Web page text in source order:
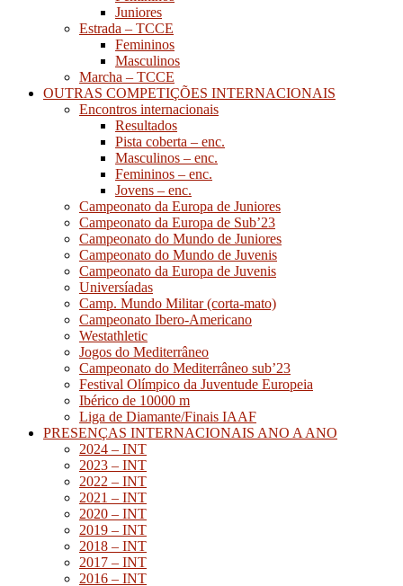
Juniores
Estrada – TCCE
Femininos
Masculinos
Marcha – TCCE
OUTRAS COMPETIÇÕES INTERNACIONAIS
Encontros internacionais
Resultados
Pista coberta – enc.
Masculinos – enc.
Femininos – enc.
Jovens – enc.
Campeonato da Europa de Juniores
Campeonato da Europa de Sub’23
Campeonato do Mundo de Juniores
Campeonato do Mundo de Juvenis
Campeonato da Europa de Juvenis
Universíadas
Camp. Mundo Militar (corta-mato)
Campeonato Ibero-Americano
Westathletic
Jogos do Mediterrâneo
Campeonato do Mediterrâneo sub’23
Festival Olímpico da Juventude Europeia
Ibérico de 10000 m
Liga de Diamante/Finais IAAF
PRESENÇAS INTERNACIONAIS ANO A ANO
2024 – INT
2023 – INT
2022 – INT
2021 – INT
2020 – INT
2019 – INT
2018 – INT
2017 – INT
2016 – INT